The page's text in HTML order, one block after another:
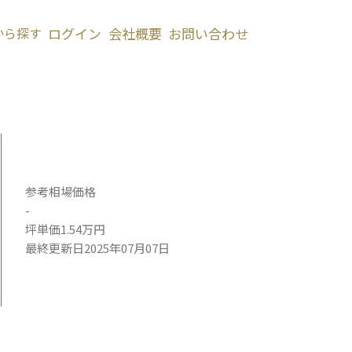
ら探す ログイン 会社概要 お問い合わせ
参考相場価格
-
坪単価1.54万円
最終更新日2025年07月07日